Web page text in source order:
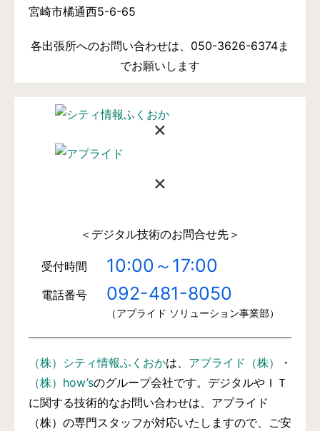
宮崎市橘通西5-6-65
各出張所へのお問い合わせは、050-3626-6374ま
でお願いします
×
×
＜デジタル技術のお問合せ先＞
受付時間 10:00～17:00
電話番号 092-481-8050
（アプライド ソリューション事業部）
（株）シティ情報ふくおかは、 アプライド（株）
・
（株）how’sのグループ会社です。デジタルやＩＴ
に関する技術的なお問い合わせは、アプライド
（株）の専門スタッフが対応いたしますので、ご安